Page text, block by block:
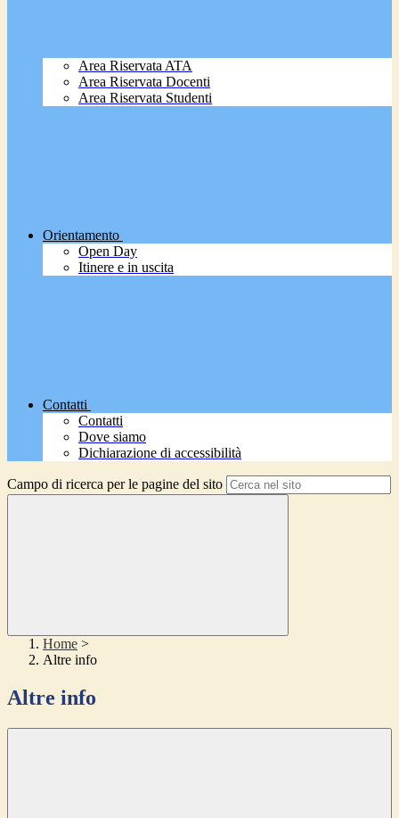
Area Riservata ATA
Area Riservata Docenti
Area Riservata Studenti
Orientamento
Open Day
Itinere e in uscita
Contatti
Contatti
Dove siamo
Dichiarazione di accessibilità
Campo di ricerca per le pagine del sito
Home >
Altre info
Altre info